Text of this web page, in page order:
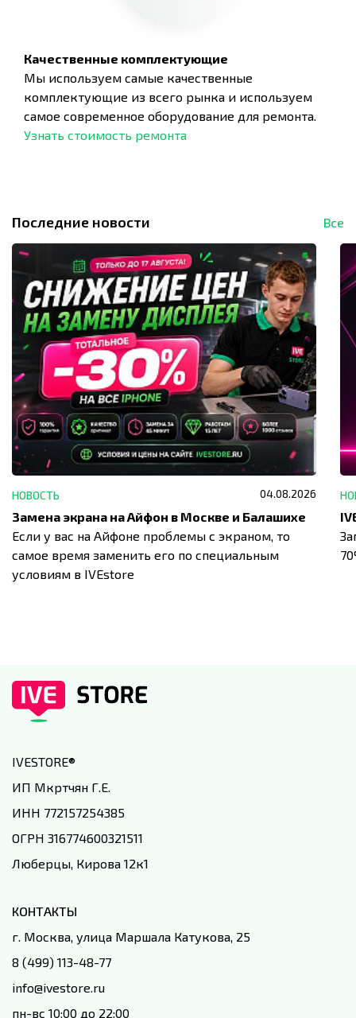
Качественные комплектующие
Мы используем самые качественные
комплектующие из всего рынка и используем
самое современное оборудование для ремонта.
Узнать стоимость ремонта
Последние новости Все
НОВОСТЬ 04.08.2026
Замена экрана на Айфон в Москве и Балашихе
Если у вас на Айфоне проблемы с экраном, то
самое время заменить его по специальным
условиям в IVEstore
IVESTORE®
ИП Мкртчян Г.Е.
ИНН 772157254385
ОГРН 316774600321511
Люберцы, Кирова 12к1
КОНТАКТЫ
г. Москва, улица Маршала Катукова, 25
8 (499) 113-48-77
info@ivestore.ru
пн-вс 10:00 до 22:00